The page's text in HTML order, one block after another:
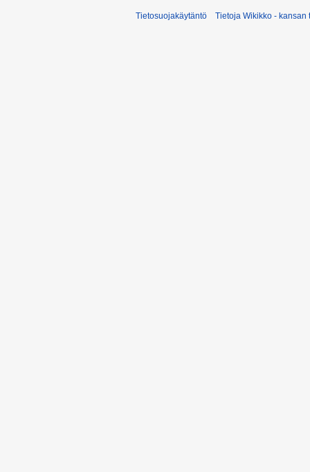
Tietosuojakäytäntö Tietoja Wikikko - kansan